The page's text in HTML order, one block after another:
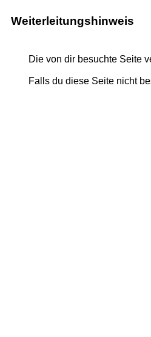
Weiterleitungshinweis
Die von dir besuchte Seite
Falls du diese Seite nicht